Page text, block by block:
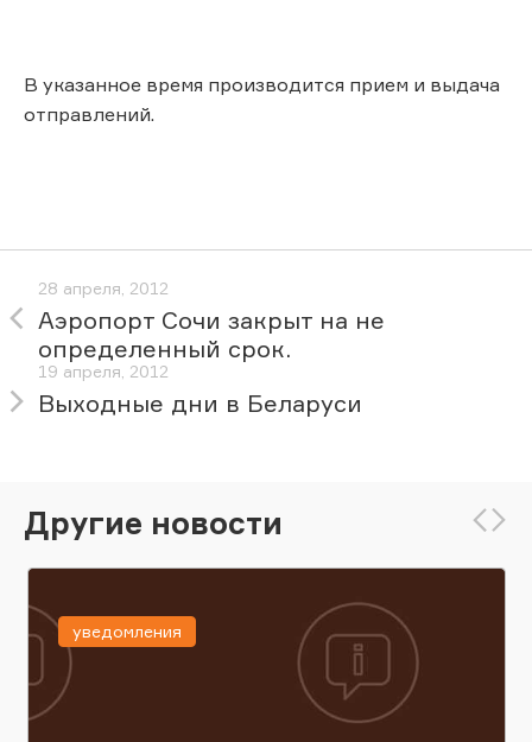
В указанное время производится прием и выдача
отправлений.
28 апреля, 2012
Аэропорт Сочи закрыт на не
определенный срок.
19 апреля, 2012
Выходные дни в Беларуси
Другие новости
уведомления